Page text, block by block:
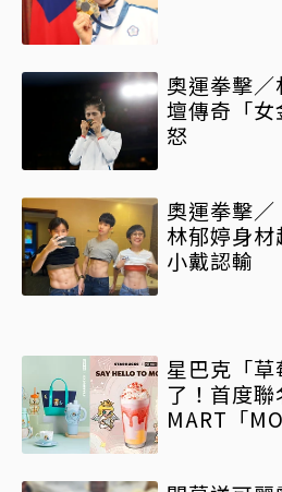
奧運拳擊
壇傳奇「女
怒
奧運拳擊／
林郁婷身材
小戴認輸
星巴克「
了！首度聯
MART「
「MOLLY